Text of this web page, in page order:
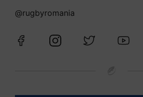
@rugbyromania